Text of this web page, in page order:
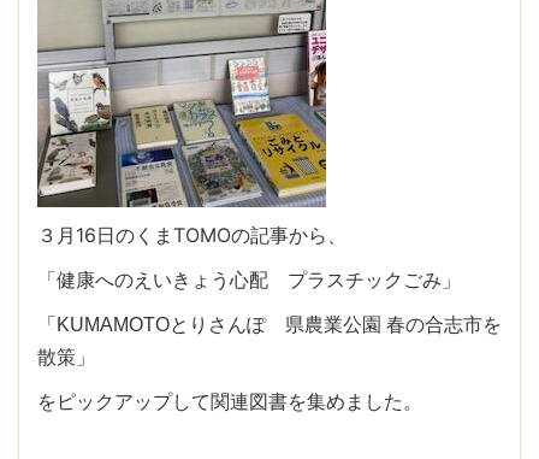
３月16日のくまTOMOの記事から、
「健康へのえいきょう心配 プラスチックごみ」
「KUMAMOTOとりさんぽ 県農業公園 春の合志市を
散策」
をピックアップして関連図書を集めました。